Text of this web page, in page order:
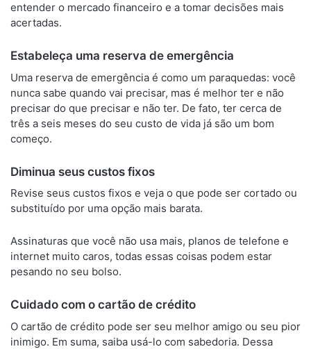
entender o mercado financeiro e a tomar decisões mais
acertadas.
Estabeleça uma reserva de emergência
Uma reserva de emergência é como um paraquedas: você
nunca sabe quando vai precisar, mas é melhor ter e não
precisar do que precisar e não ter. De fato, ter cerca de
três a seis meses do seu custo de vida já são um bom
começo.
Diminua seus custos fixos
Revise seus custos fixos e veja o que pode ser cortado ou
substituído por uma opção mais barata.
Assinaturas que você não usa mais, planos de telefone e
internet muito caros, todas essas coisas podem estar
pesando no seu bolso.
Cuidado com o cartão de crédito
O cartão de crédito pode ser seu melhor amigo ou seu pior
inimigo. Em suma, saiba usá-lo com sabedoria. Dessa